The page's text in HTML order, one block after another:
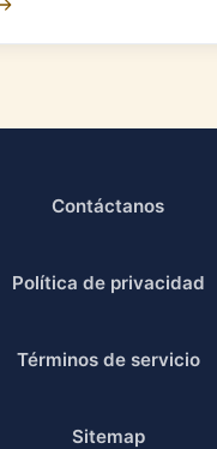
Contáctanos
Política de privacidad
Términos de servicio
Sitemap